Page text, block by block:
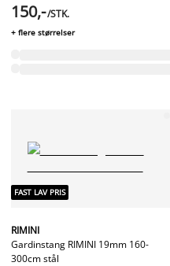
150,-/STK.
+ flere størrelser
FAST LAV PRIS
RIMINI
Gardinstang RIMINI 19mm 160-
300cm stål